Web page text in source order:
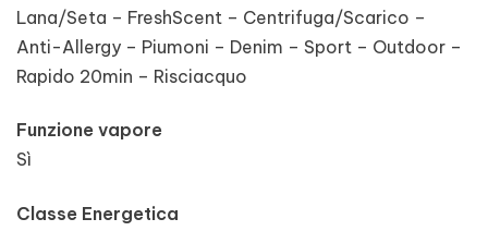
Lana/Seta – FreshScent – Centrifuga/Scarico –
Anti-Allergy – Piumoni – Denim – Sport – Outdoor –
Rapido 20min – Risciacquo
Funzione vapore
Sì
Classe Energetica